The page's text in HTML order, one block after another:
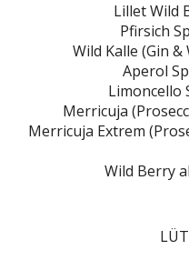
Lillet Wild
Pfirsich
Wild Kalle (Gin
Aperol
Limoncello
Merricuja
Merricuja Extrem
Wild Berry